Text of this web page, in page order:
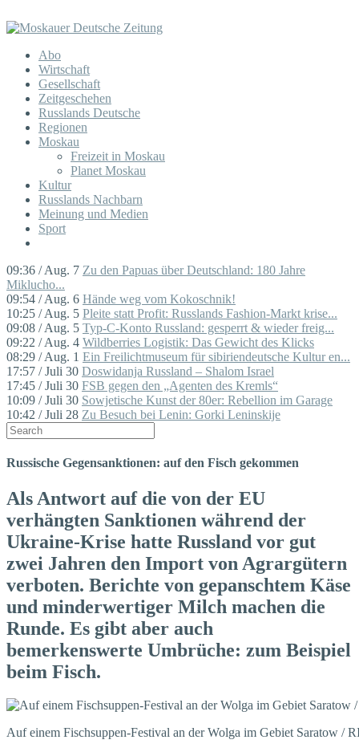
Abo
Wirtschaft
Gesellschaft
Zeitgeschehen
Russlands Deutsche
Regionen
Moskau
Freizeit in Moskau
Planet Moskau
Kultur
Russlands Nachbarn
Meinung und Medien
Sport
09:36 / Aug. 7 Zu den Papuas über Deutschland: 180 Jahre
Miklucho...
09:54 / Aug. 6 Hände weg vom Kokoschnik!
10:25 / Aug. 5 Pleite statt Profit: Russlands Fashion-Markt krise...
09:08 / Aug. 5 Typ-C-Konto Russland: gesperrt & wieder freig...
09:22 / Aug. 4 Wildberries Logistik: Das Gewicht des Klicks
08:29 / Aug. 1 Ein Freilichtmuseum für sibiriendeutsche Kultur en...
17:57 / Juli 30 Doswidanja Russland – Shalom Israel
17:45 / Juli 30 FSB gegen den „Agenten des Kremls“
10:09 / Juli 30 Sowjetische Kunst der 80er: Rebellion im Garage
10:42 / Juli 28 Zu Besuch bei Lenin: Gorki Leninskije
Russische Gegensanktionen: auf den Fisch gekommen
Als Antwort auf die von der EU
verhängten Sanktionen während der
Ukraine-Krise hatte Russland vor gut
zwei Jahren den Import von Agrargütern
verboten. Berichte von gepanschtem Käse
und minderwertiger Milch machen die
Runde. Es gibt aber auch
bemerkenswerte Umbrüche: zum Beispiel
beim Fisch.
Auf einem Fischsuppen-Festival an der Wolga im Gebiet Saratow /